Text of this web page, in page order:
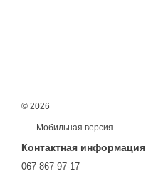
© 2026
Мобильная версия
Контактная информация
067 867-97-17